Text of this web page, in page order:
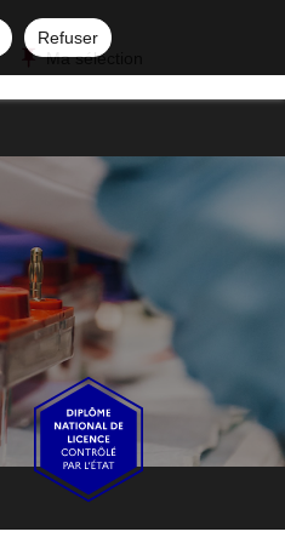
Refuser
Ma sélection